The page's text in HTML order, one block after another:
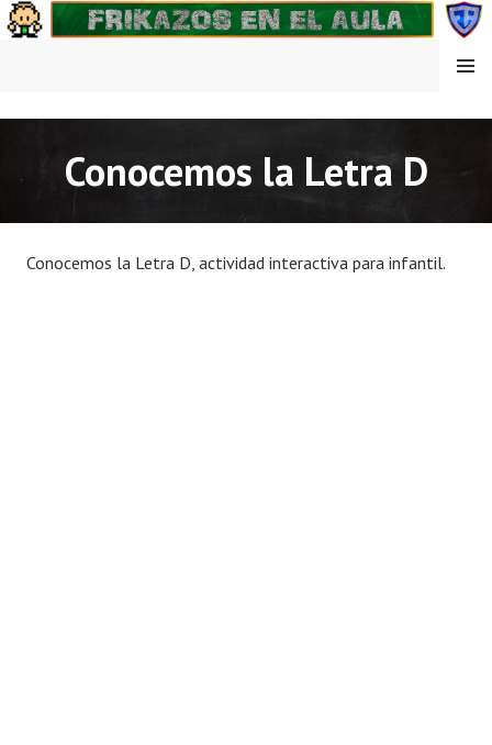
Saltar
al
FRIKAZOS EN EL AULA
MENÚ
Conocemos la Letra D
Conocemos la Letra D, actividad interactiva para infantil.